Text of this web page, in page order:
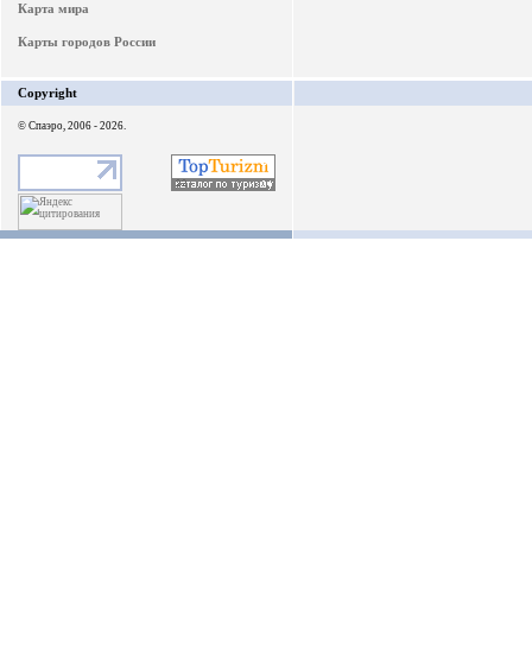
Карта мира
Карты городов России
Copyright
© Спаэро, 2006 - 2026.